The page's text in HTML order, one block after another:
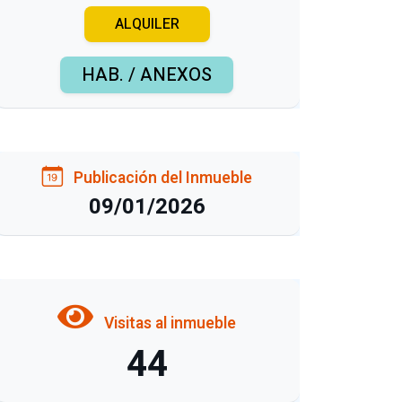
ALQUILER
HAB. / ANEXOS
Publicación del Inmueble
09/01/2026
Visitas al inmueble
44